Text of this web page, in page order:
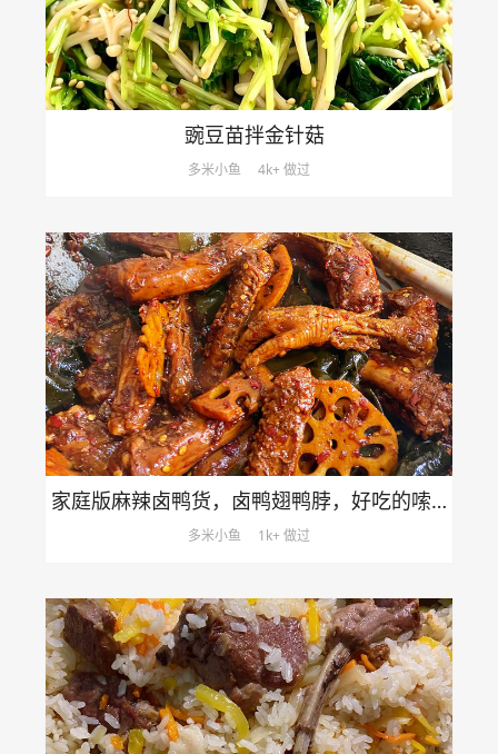
豌豆苗拌金针菇
多米小鱼 4k+ 做过
家庭版麻辣卤鸭货，卤鸭翅鸭脖，好吃的嗦手指！
多米小鱼 1k+ 做过